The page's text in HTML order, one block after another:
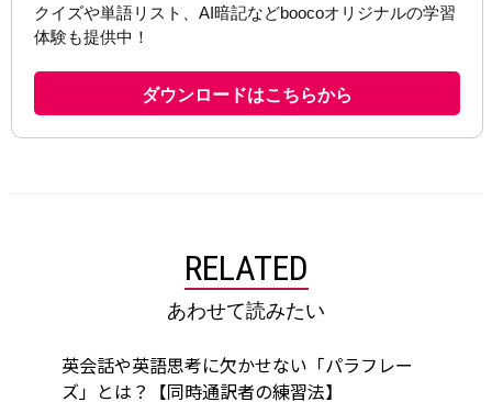
RELATED
あわせて読みたい
英会話や英語思考に欠かせない「パラフレー
ズ」とは？【同時通訳者の練習法】